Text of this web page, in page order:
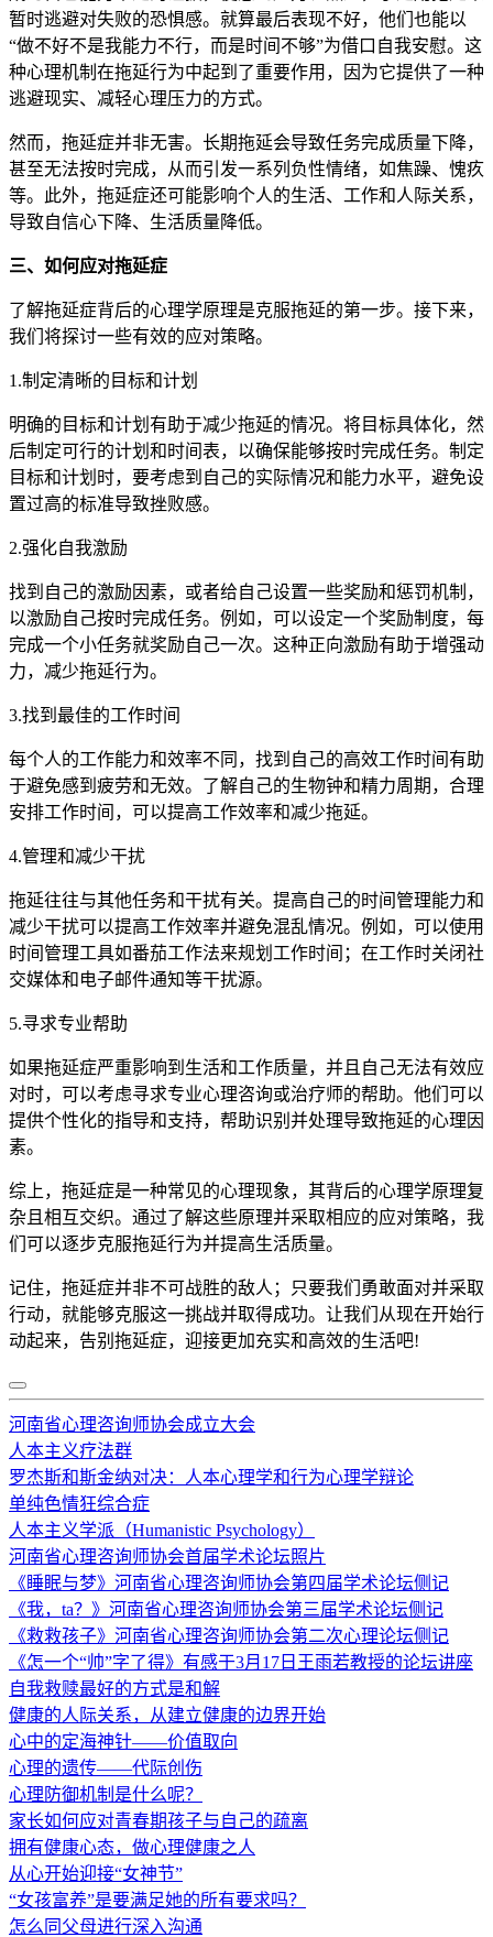
暂时逃避对失败的恐惧感。就算最后表现不好，他们也能以
“做不好不是我能力不行，而是时间不够”为借口自我安慰。这
种心理机制在拖延行为中起到了重要作用，因为它提供了一种
逃避现实、减轻心理压力的方式。
然而，拖延症并非无害。长期拖延会导致任务完成质量下降，
甚至无法按时完成，从而引发一系列负性情绪，如焦躁、愧疚
等。此外，拖延症还可能影响个人的生活、工作和人际关系，
导致自信心下降、生活质量降低。
三、如何应对拖延症
了解拖延症背后的心理学原理是克服拖延的第一步。接下来，
我们将探讨一些有效的应对策略。
1.制定清晰的目标和计划
明确的目标和计划有助于减少拖延的情况。将目标具体化，然
后制定可行的计划和时间表，以确保能够按时完成任务。制定
目标和计划时，要考虑到自己的实际情况和能力水平，避免设
置过高的标准导致挫败感。
2.强化自我激励
找到自己的激励因素，或者给自己设置一些奖励和惩罚机制，
以激励自己按时完成任务。例如，可以设定一个奖励制度，每
完成一个小任务就奖励自己一次。这种正向激励有助于增强动
力，减少拖延行为。
3.找到最佳的工作时间
每个人的工作能力和效率不同，找到自己的高效工作时间有助
于避免感到疲劳和无效。了解自己的生物钟和精力周期，合理
安排工作时间，可以提高工作效率和减少拖延。
4.管理和减少干扰
拖延往往与其他任务和干扰有关。提高自己的时间管理能力和
减少干扰可以提高工作效率并避免混乱情况。例如，可以使用
时间管理工具如番茄工作法来规划工作时间；在工作时关闭社
交媒体和电子邮件通知等干扰源。
5.寻求专业帮助
如果拖延症严重影响到生活和工作质量，并且自己无法有效应
对时，可以考虑寻求专业心理咨询或治疗师的帮助。他们可以
提供个性化的指导和支持，帮助识别并处理导致拖延的心理因
素。
综上，拖延症是一种常见的心理现象，其背后的心理学原理复
杂且相互交织。通过了解这些原理并采取相应的应对策略，我
们可以逐步克服拖延行为并提高生活质量。
记住，拖延症并非不可战胜的敌人；只要我们勇敢面对并采取
行动，就能够克服这一挑战并取得成功。让我们从现在开始行
动起来，告别拖延症，迎接更加充实和高效的生活吧!
河南省心理咨询师协会成立大会
人本主义疗法群
罗杰斯和斯金纳对决：人本心理学和行为心理学辩论
单纯色情狂综合症
人本主义学派（Humanistic Psychology）
河南省心理咨询师协会首届学术论坛照片
《睡眠与梦》河南省心理咨询师协会第四届学术论坛侧记
《我，ta？》河南省心理咨询师协会第三届学术论坛侧记
《救救孩子》河南省心理咨询师协会第二次心理论坛侧记
《怎一个“帅”字了得》有感于3月17日王雨若教授的论坛讲座
自我救赎最好的方式是和解
健康的人际关系，从建立健康的边界开始
心中的定海神针——价值取向
心理的遗传——代际创伤
心理防御机制是什么呢？
家长如何应对青春期孩子与自己的疏离
拥有健康心态，做心理健康之人
从心开始迎接“女神节”
“女孩富养”是要满足她的所有要求吗？
怎么同父母进行深入沟通